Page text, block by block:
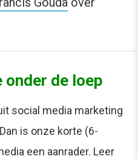
onder de loep
social media marketing
is onze korte (6-
een aanrader. Leer